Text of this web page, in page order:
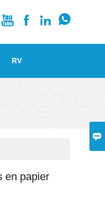

   
RV
en papier